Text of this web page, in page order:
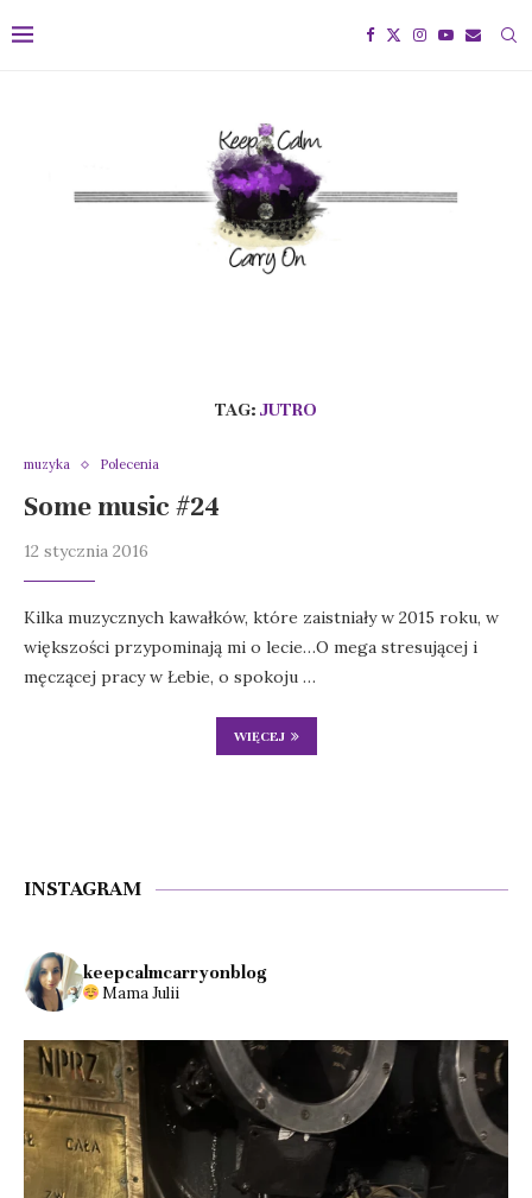
TAG: JUTRO
muzyka Polecenia
Some music #24
12 stycznia 2016
Kilka muzycznych kawałków, które zaistniały w 2015 roku, w
większości przypominają mi o lecie…O mega stresującej i
męczącej pracy w Łebie, o spokoju …
WIĘCEJ
INSTAGRAM
keepcalmcarryonblog
Mama Julii